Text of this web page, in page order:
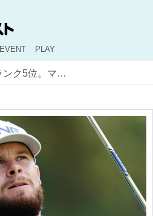
EVENT PLAY
ただいま世界ランク5位。マキロイ、デシャンボーより上位につける“ティレル・ハットン”ってナニモノ？